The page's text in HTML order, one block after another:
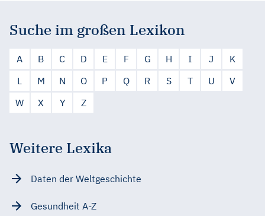
Suche im großen Lexikon
A B C D E F G H I J
K
L
M N O P Q R S T U
V
W
X Y Z
Weitere Lexika
Daten der Weltgeschichte
Gesundheit A-Z